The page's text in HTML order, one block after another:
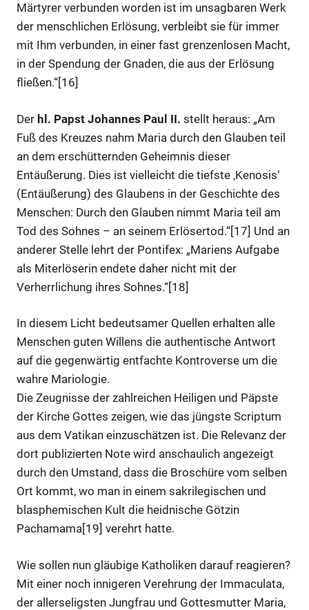
Märtyrer verbunden worden ist im unsagbaren Werk
der menschlichen Erlösung, verbleibt sie für immer
mit Ihm verbunden, in einer fast grenzenlosen Macht,
in der Spendung der Gnaden, die aus der Erlösung
fließen.“[16]
Der hl. Papst Johannes Paul II. stellt heraus: „Am
Fuß des Kreuzes nahm Maria durch den Glauben teil
an dem erschütternden Geheimnis dieser
Entäußerung. Dies ist vielleicht die tiefste ‚Kenosis‘
(Entäußerung) des Glaubens in der Geschichte des
Menschen: Durch den Glauben nimmt Maria teil am
Tod des Sohnes – an seinem Erlösertod.“[17] Und an
anderer Stelle lehrt der Pontifex: „Mariens Aufgabe
als Miterlöserin endete daher nicht mit der
Verherrlichung ihres Sohnes.“[18]
In diesem Licht bedeutsamer Quellen erhalten alle
Menschen guten Willens die authentische Antwort
auf die gegenwärtig entfachte Kontroverse um die
wahre Mariologie.
Die Zeugnisse der zahlreichen Heiligen und Päpste
der Kirche Gottes zeigen, wie das jüngste Scriptum
aus dem Vatikan einzuschätzen ist. Die Relevanz der
dort publizierten Note wird anschaulich angezeigt
durch den Umstand, dass die Broschüre vom selben
Ort kommt, wo man in einem sakrilegischen und
blasphemischen Kult die heidnische Götzin
Pachamama[19] verehrt hatte.
Wie sollen nun gläubige Katholiken darauf reagieren?
Mit einer noch innigeren Verehrung der Immaculata,
der allerseligsten Jungfrau und Gottesmutter Maria,